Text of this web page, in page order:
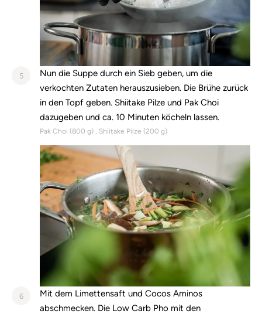
5
Nun die Suppe durch ein Sieb geben, um die
verkochten Zutaten herauszusieben. Die Brühe zurück
in den Topf geben. Shiitake Pilze und Pak Choi
dazugeben und ca. 10 Minuten köcheln lassen.
Pak Choi (800 g) Shiitake Pilze (200 g)
6
Mit dem Limettensaft und Cocos Aminos
abschmecken. Die Low Carb Pho mit den